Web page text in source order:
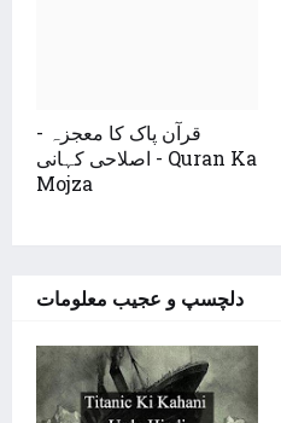
قرآن پاک کا معجزہ -
اصلاحی کہانی - Quran Ka
Mojza
دلچسپ و عجیب معلومات